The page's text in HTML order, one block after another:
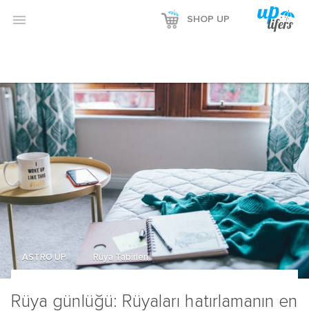
 SHOP UP
Rüya günlüğü: Rüyaları hatırlamanın en
ASTRO UP Rüya Tabirleri